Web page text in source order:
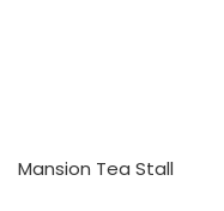
Mansion Tea Stall